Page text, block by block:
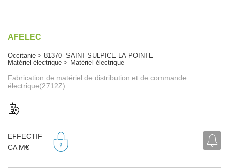
AFELEC
Occitanie > 81370 SAINT-SULPICE-LA-POINTE
Matériel électrique > Matériel électrique
Fabrication de matériel de distribution et de commande
électrique(2712Z)
EFFECTIF
CA M€